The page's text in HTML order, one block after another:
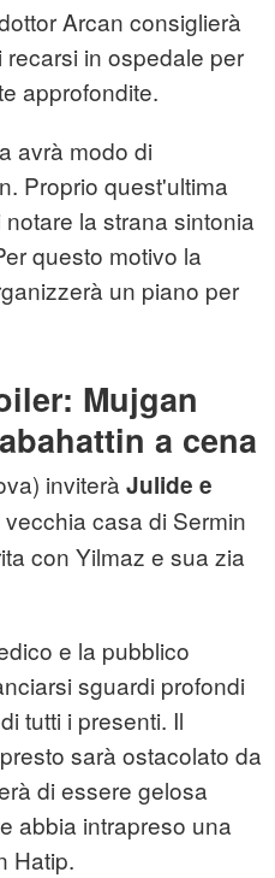
Arcan consiglierà
in ospedale per
approfondite.
avrà modo di
Proprio quest'ultima
la strana sintonia
questo motivo la
un piano per
Mujgan
a cena
inviterà Julide e
casa di Sermin
con Yilmaz e sua zia
e la pubblico
sguardi profondi
tutti i presenti. Il
sarà ostacolato da
di essere gelosa
abbia intrapreso una
Hatip.